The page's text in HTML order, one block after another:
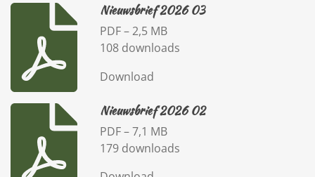
Nieuwsbrief 2026 03
PDF – 2,5 MB
108 downloads
Download
Nieuwsbrief 2026 02
PDF – 7,1 MB
179 downloads